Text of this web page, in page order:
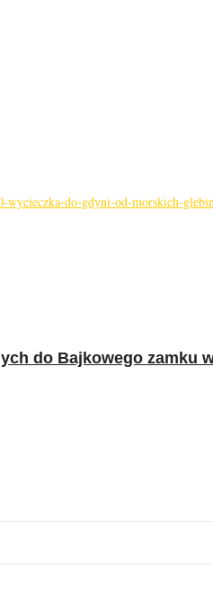
wycieczka-do-gdyni-od-morskich-
do Bajkowego zamku